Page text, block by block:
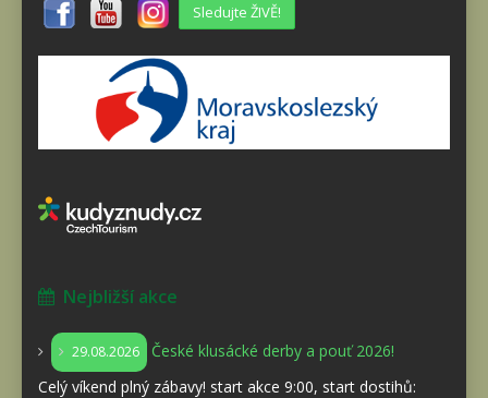
Sledujte ŽIVĚ!
Nejbližší akce
29.08.2026
České klusácké derby a pouť 2026!
Celý víkend plný zábavy! start akce 9:00, start dostihů: